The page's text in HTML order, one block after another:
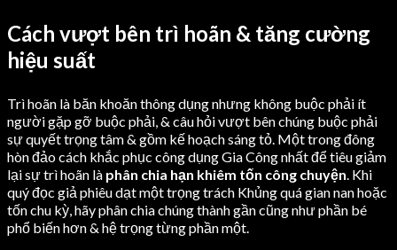
Cách vượt bên trì hoãn & tăng cường
hiệu suất
Trì hoãn là băn khoăn thông dụng nhưng không buộc phải ít
người gặp gỡ buộc phải, & câu hỏi vượt bên chúng buộc phải
sự quyết trọng tâm & gồm kế hoạch sáng tỏ. Một trong đông
hòn đảo cách khắc phục công dụng Gia Công nhất để tiêu giảm
lại sự trì hoãn là phân chia hạn khiêm tốn công chuyện. Khi
quý đọc giả phiêu dạt một trọng trách Khủng quá gian nan hoặc
tốn chu kỳ, hãy phân chia chúng thành gần cũng như phần bé
phổ biến hơn & hệ trọng từng phần một.